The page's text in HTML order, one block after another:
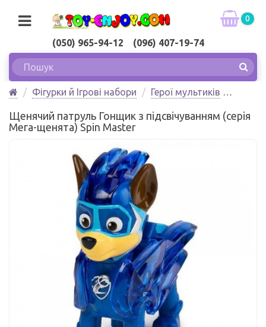
(050) 965-94-12 (096) 407-19-74
0
Фігурки й Ігрові набори
Герої мультиків
Мега-щенята) Spin Master
Щенячий патруль Гонщик з підсвічуванням (серія
Мега-щенята) Spin Master